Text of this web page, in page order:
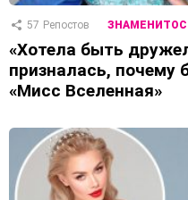
57 Репостов
«Хотела быть
призналась, почему
«Мисс Вселенная»